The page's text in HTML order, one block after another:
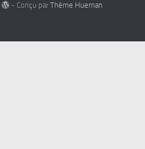
- Conçu par Thème Hueman